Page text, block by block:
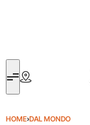
HOME›DAL MONDO